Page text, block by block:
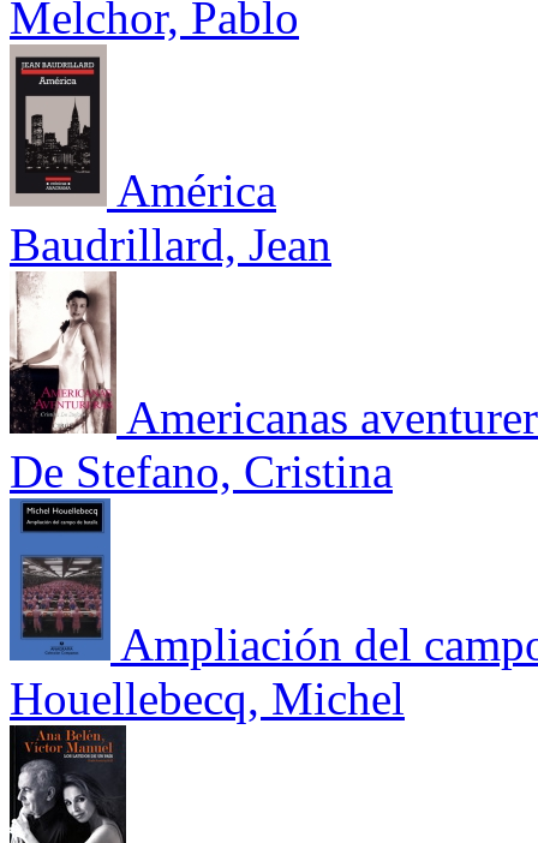
Melchor, Pablo
América
Baudrillard, Jean
Americanas
De Stefano, Cristina
Ampliación del
Houellebecq, Michel